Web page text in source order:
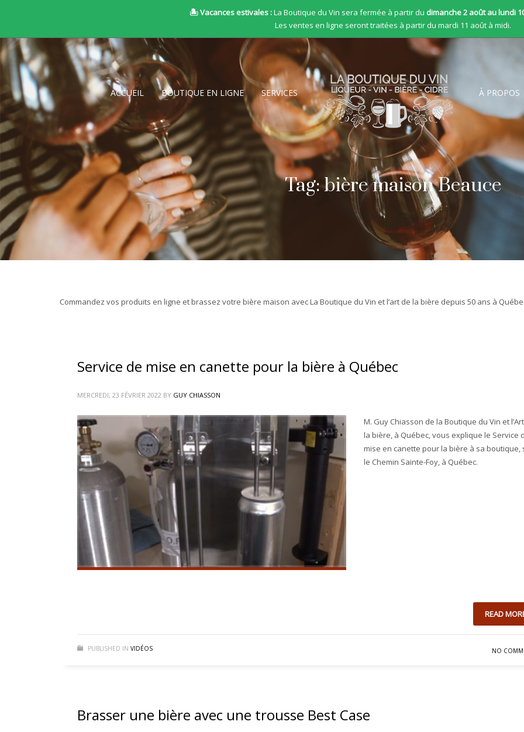
🏝 Vacances estivales :La Boutique du Vin sera fermée à partir du dimanche 2 août au lundi
Les ventes en ligne seront traitées à partir du mardi 11 août à midi.
ACCUEIL BOUTIQUE EN LIGNE SERVICES À PROPOS
Tag: bière maison Beauce
Commandez vos produits en ligne et brassez votre bière maison avec La Boutique du Vin et l’art de la bière depuis 50 ans à
Service de mise en canette pour la bière à Québec
MERCREDI, 23 FÉVRIER 2022 BY GUY CHIASSON
M. Guy Chiasson de la Boutique du Vin et
la bière, à Québec, vous explique le Service
mise en canette pour la bière à sa boutique,
le Chemin Sainte-Foy, à Québec.
READ
PUBLISHED IN VIDÉOS NO
Brasser une bière avec une trousse Best Case